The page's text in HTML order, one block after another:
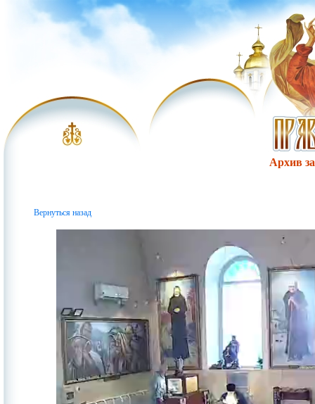
Архив
Вернуться назад